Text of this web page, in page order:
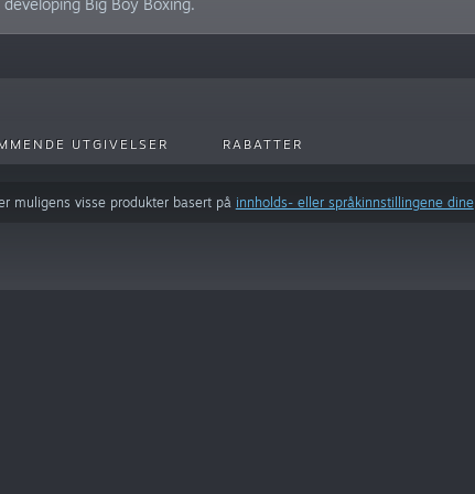
Big Boy Boxing.
UTGIVELSER RABATTER
muligens visse produkter basert på innholds- eller språkinnstillingene dine